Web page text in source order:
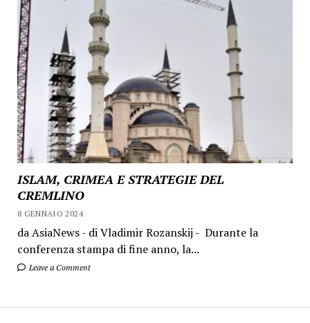
ISLAM, CRIMEA E STRATEGIE DEL
CREMLINO
8 GENNAIO 2024
da AsiaNews - di Vladimir Rozanskij - Durante la
conferenza stampa di fine anno, la...
Leave a Comment